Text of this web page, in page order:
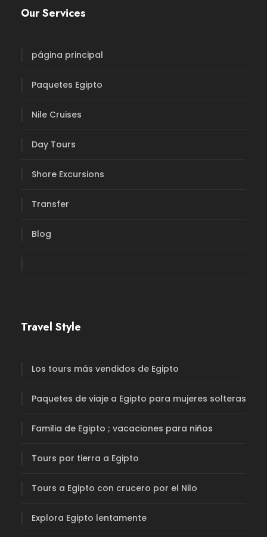
Our Services
página principal
Paquetes Egipto
Nile Cruises
Day Tours
Shore Excursions
Transfer
Blog
Travel Style
Los tours más vendidos de Egipto
Paquetes de viaje a Egipto para mujeres solteras
Familia de Egipto ; vacaciones para niños
Tours por tierra a Egipto
Tours a Egipto con crucero por el Nilo
Explora Egipto lentamente